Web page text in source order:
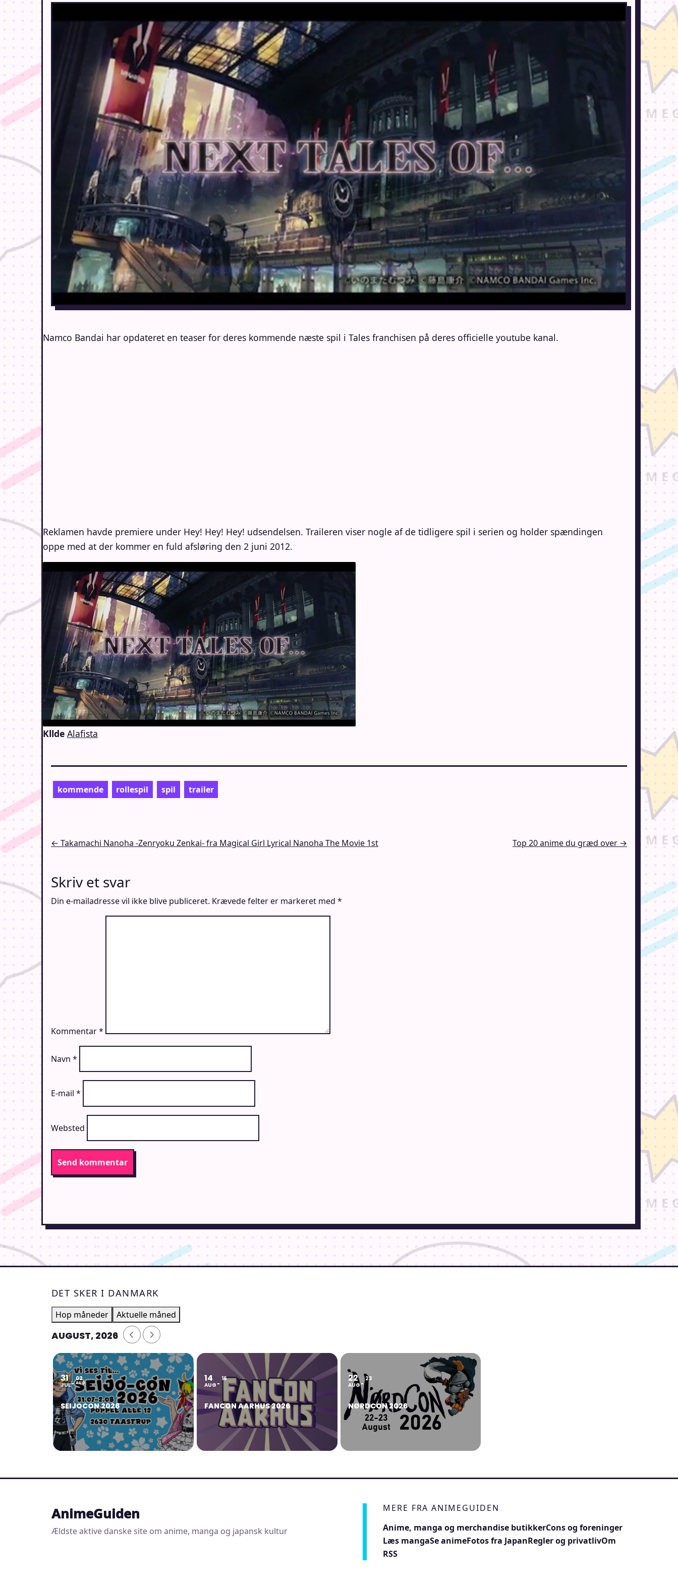
Namco Bandai har opdateret en teaser for deres kommende næste spil i Tales franchisen på deres officielle youtube kanal.
Reklamen havde premiere under Hey! Hey! Hey! udsendelsen. Traileren viser nogle af de tidligere spil i serien og holder spændingen
oppe med at der kommer en fuld afsløring den 2 juni 2012.
Kllde Alafista
kommende rollespil spil trailer
Indlægsnavigation
← Takamachi Nanoha -Zenryoku Zenkai- fra Magical Girl Lyrical Nanoha The Movie 1st Top 20 anime du græd over →
Skriv et svar
Din e-mailadresse vil ikke blive publiceret. Krævede felter er markeret med *
Kommentar*
Navn *
E-mail *
Websted
DET SKER I DANMARK
Hop måneder Aktuelle måned
AUGUST, 2026
31
JUL
02
AUG
SEIJOCON 2026
14
AUG
16
FANCON AARHUS 2026
22
AUG
23
NØRDCON 2026
AnimeGuiden
Ældste aktive danske site om anime, manga og japansk kultur
MERE FRA ANIMEGUIDEN
Anime, manga og merchandise butikkerCons og foreninger
Læs mangaSe animeFotos fra JapanRegler og privatlivOm
RSS